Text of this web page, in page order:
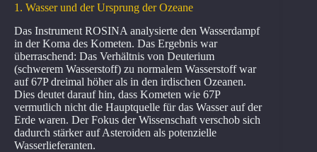
1. Wasser und der Ursprung der Ozeane
Das Instrument ROSINA analysierte den Wasserdampf
in der Koma des Kometen. Das Ergebnis war
überraschend: Das Verhältnis von Deuterium
(schwerem Wasserstoff) zu normalem Wasserstoff war
auf 67P dreimal höher als in den irdischen Ozeanen.
Dies deutet darauf hin, dass Kometen wie 67P
vermutlich nicht die Hauptquelle für das Wasser auf der
Erde waren. Der Fokus der Wissenschaft verschob sich
dadurch stärker auf Asteroiden als potenzielle
Wasserlieferanten.